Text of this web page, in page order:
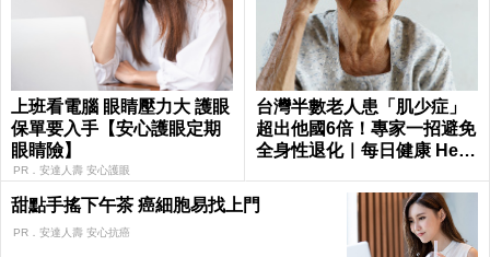
上班看電腦 眼睛壓力大 護眼
保單要入手【安心護眼定期
眼睛險】
PR．安達人壽 安心護眼
台灣半數老人患「肌少症」
超出他國6倍！專家一招避免
全身性退化｜每日健康 Healt
甜點手搖下午茶 癌細胞易找上門
PR．安達人壽 安心抗癌